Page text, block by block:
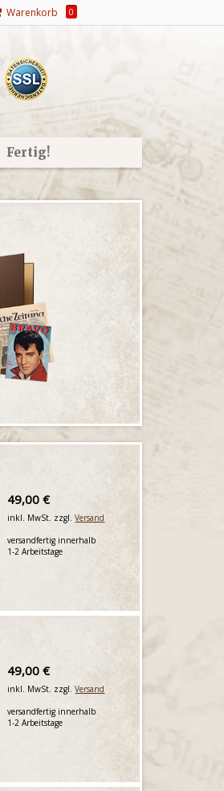
Warenkorb 0
Fertig!
49,00 €
inkl. MwSt. zzgl.Versand
versandfertig innerhalb
1-2 Arbeitstage
49,00 €
inkl. MwSt. zzgl.Versand
versandfertig innerhalb
1-2 Arbeitstage